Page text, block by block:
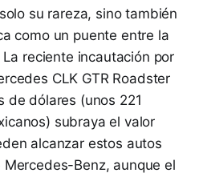
su rareza, sino también
como un puente entre la
reciente incautación por
CLK GTR Roadster
de dólares (unos 221
subraya el valor
alcanzar estos autos
Benz, aunque el